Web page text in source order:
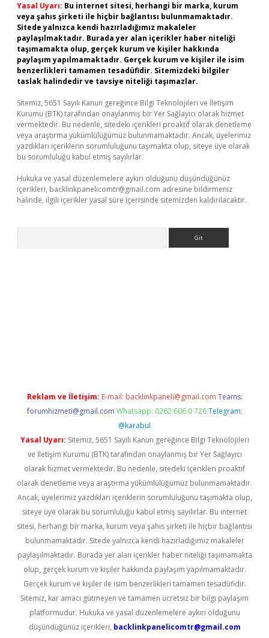
Yasal Uyarı: Bu internet sitesi, herhangi bir marka, kurum
veya şahıs şirketi ile hiçbir bağlantısı bulunmamaktadır.
Sitede yalnızca kendi hazırladığımız makaleler
paylaşılmaktadır. Burada yer alan içerikler haber niteliği
taşımamakta olup, gerçek kurum ve kişiler hakkında
paylaşım yapılmamaktadır. Gerçek kurum ve kişiler ile isim
benzerlikleri tamamen tesadüfidir. Sitemizdeki bilgiler
taslak halindedir ve tavsiye niteliği taşımazlar.
Sitemiz, 5651 Sayılı Kanun gereğince Bilgi Teknolojileri ve İletişim
Kurumu (BTK) tarafından onaylanmış bir Yer Sağlayıcı olarak hizmet
vermektedir. Bu nedenle, sitedeki içerikleri proaktif olarak denetleme
veya araştırma yükümlülüğümüz bulunmamaktadır. Ancak, üyelerimiz
yazdıkları içeriklerin sorumluluğunu taşımakta olup, siteye üye olarak
bu sorumluluğu kabul etmiş sayılırlar.
Hukuka ve yasal düzenlemelere aykırı olduğunu düşündüğünüz
içerikleri, backlinkpanelicomtr@gmail.com adresine bildirmeniz
halinde, ilgili içerikler yasal süre içerisinde sitemizden kaldırılacaktır.
Reklam ve İletişim: E-mail: backlinkpaneli@gmail.com Teams:
forumhizmeti@gmail.com Whatsapp: 0262 606 0 726 Telegram:
@karabul
Yasal Uyarı: Sitemiz, 5651 Sayılı Kanun gereğince Bilgi Teknolojileri
ve İletişim Kurumu (BTK) tarafından onaylanmış bir Yer Sağlayıcı
olarak hizmet vermektedir. Bu nedenle, sitedeki içerikleri proaktif
olarak denetleme veya araştırma yükümlülüğümüz bulunmamaktadır.
Ancak, üyelerimiz yazdıkları içeriklerin sorumluluğunu taşımakta olup,
siteye üye olarak bu sorumluluğu kabul etmiş sayılırlar. Bu internet
sitesi, herhangi bir marka, kurum veya şahıs şirketi ile hiçbir bağlantısı
bulunmamaktadır. Sitede yalnızca kendi hazırladığımız makaleler
paylaşılmaktadır. Burada yer alan içerikler haber niteliği taşımamakta
olup, gerçek kurum ve kişiler hakkında paylaşım yapılmamaktadır.
Gerçek kurum ve kişiler ile isim benzerlikleri tamamen tesadüfidir.
Sitemiz, kar amacı gütmeyen ve tamamen ücretsiz bir bilgi paylaşım
platformudur. Hukuka ve yasal düzenlemelere aykırı olduğunu
düşündüğünüz içerikleri, backlinkpanelicomtr@gmail.com